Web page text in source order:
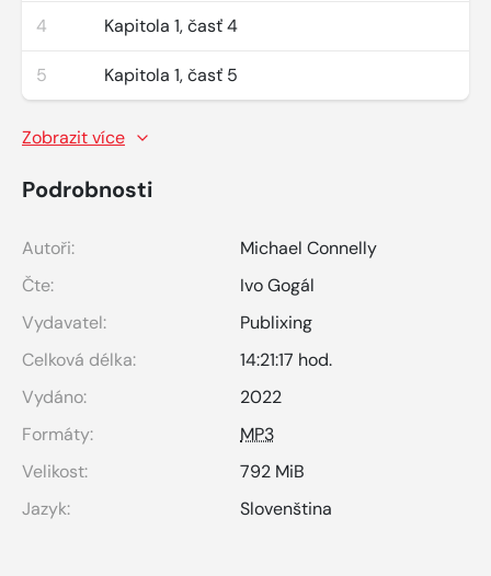
4 Kapitola 1, časť 4
5 Kapitola 1, časť 5
Zobrazit více
Podrobnosti
Autoři:
Michael Connelly
Čte:
Ivo Gogál
Vydavatel:
Publixing
Celková délka:
14:21:17 hod.
Vydáno:
2022
Formáty:
MP3
Velikost:
792 MiB
Jazyk:
Slovenština